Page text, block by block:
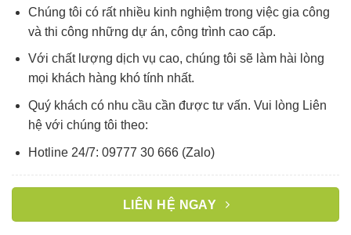
Chúng tôi có rất nhiều kinh nghiệm trong việc gia công
và thi công những dự án, công trình cao cấp.
Với chất lượng dịch vụ cao, chúng tôi sẽ làm hài lòng
mọi khách hàng khó tính nhất.
Quý khách có nhu cầu cần được tư vấn. Vui lòng Liên
hệ với chúng tôi theo:
Hotline 24/7: 09777 30 666 (Zalo)
LIÊN HỆ NGAY